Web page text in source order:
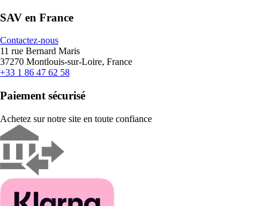
SAV en France
Contactez-nous
11 rue Bernard Maris
37270 Montlouis-sur-Loire, France
+33 1 86 47 62 58
Paiement sécurisé
Achetez sur notre site en toute confiance